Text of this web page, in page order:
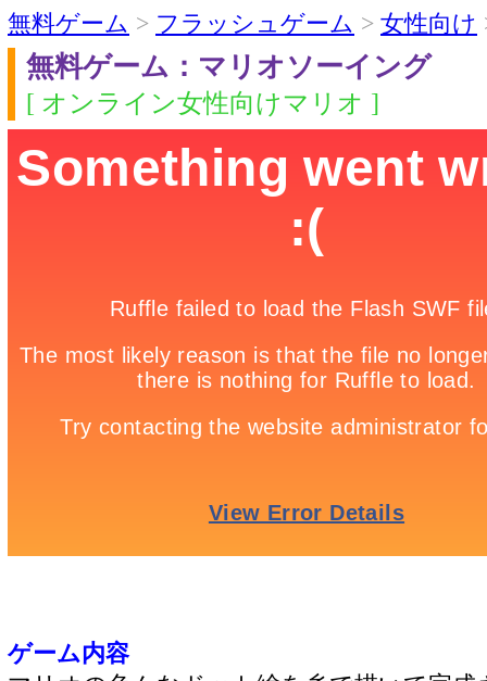
無料ゲーム > フラッシュゲーム > 女性向け
無料ゲーム：マリオソーイング
[ オンライン女性向けマリオ ]
ゲーム内容